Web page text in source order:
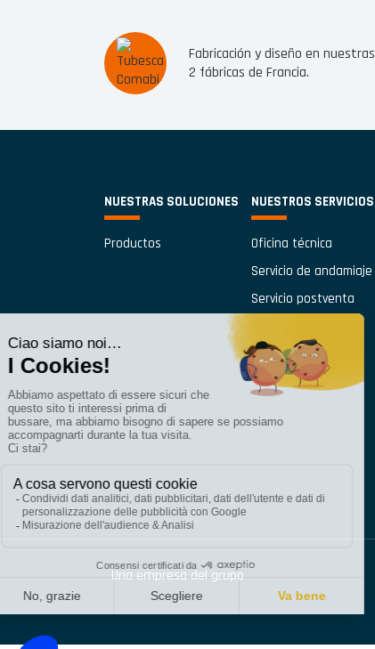
Fabricación y diseño en nuestras
2 fábricas de Francia.
NUESTRAS SOLUCIONES
Productos
NUESTROS SERVICIOS
Oficina técnica
Servicio de andamiaje
Servicio postventa
Una empresa del grupo